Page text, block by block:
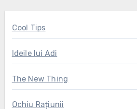
Cool Tips
Ideile lui Adi
The New Thing
Ochiu Rațiunii